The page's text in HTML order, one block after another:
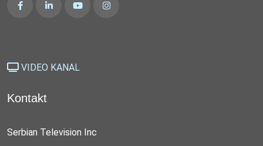
VIDEO KANAL
Kontakt
Serbian Television Inc